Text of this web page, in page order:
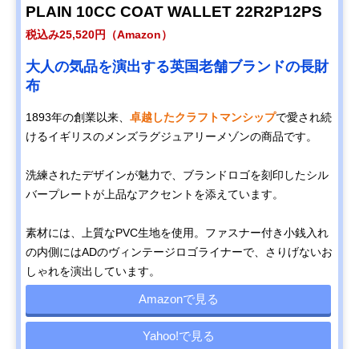
PLAIN 10CC COAT WALLET 22R2P12PS
税込み25,520円（Amazon）
大人の気品を演出する英国老舗ブランドの長財
布
1893年の創業以来、 卓越したクラフトマンシップで愛され続
けるイギリスのメンズラグジュアリーメゾンの商品です。
洗練されたデザインが魅力で、ブランドロゴを刻印したシル
バープレートが上品なアクセントを添えています。
素材には、上質なPVC生地を使用。ファスナー付き小銭入れ
の内側にはADのヴィンテージロゴライナーで、さりげないお
しゃれを演出しています。
Amazonで見る
Yahoo!で見る